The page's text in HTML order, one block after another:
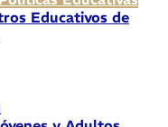
Educativos de